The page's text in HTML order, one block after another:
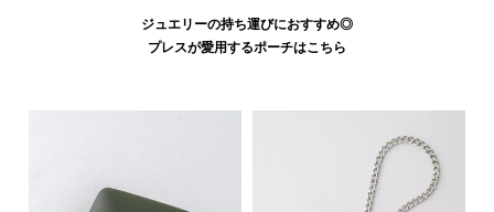
ジュエリーの持ち運びにおすすめ◎
プレスが愛用するポーチはこちら